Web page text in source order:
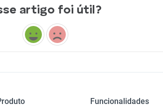
artigo foi útil?
Funcionalidades